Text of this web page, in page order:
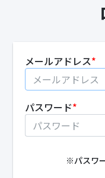
メールアドレス*
パスワード*
※パスワ